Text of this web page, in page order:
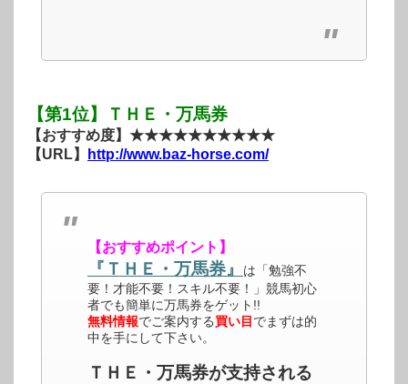
【第1位】ＴＨＥ・万馬券
【おすすめ度】★★★★★★★★★★
【URL】
http://www.baz-horse.com/
【おすすめポイント】
『ＴＨＥ・万馬券』
は「勉強不
要！才能不要！スキル不要！」競馬初心
者でも簡単に万馬券をゲット!!
無料情報でご案内する買い目 でまずは的
中を手にして下さい。
ＴＨＥ・万馬券が支持される